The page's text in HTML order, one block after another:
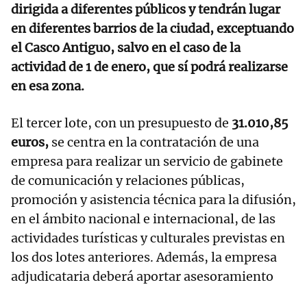
dirigida a diferentes públicos y tendrán lugar
en diferentes barrios de la ciudad, exceptuando
el Casco Antiguo, salvo en el caso de la
actividad de 1 de enero, que sí podrá realizarse
en esa zona.
El tercer lote, con un presupuesto de 31.010,85
euros, se centra en la contratación de una
empresa para realizar un servicio de gabinete
de comunicación y relaciones públicas,
promoción y asistencia técnica para la difusión,
en el ámbito nacional e internacional, de las
actividades turísticas y culturales previstas en
los dos lotes anteriores. Además, la empresa
adjudicataria deberá aportar asesoramiento